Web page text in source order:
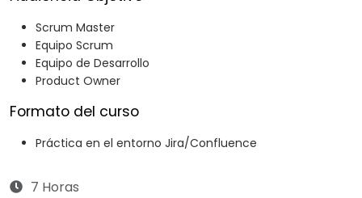
Scrum Master
Equipo Scrum
Equipo de Desarrollo
Product Owner
Formato del curso
Práctica en el entorno Jira/Confluence
7 Horas